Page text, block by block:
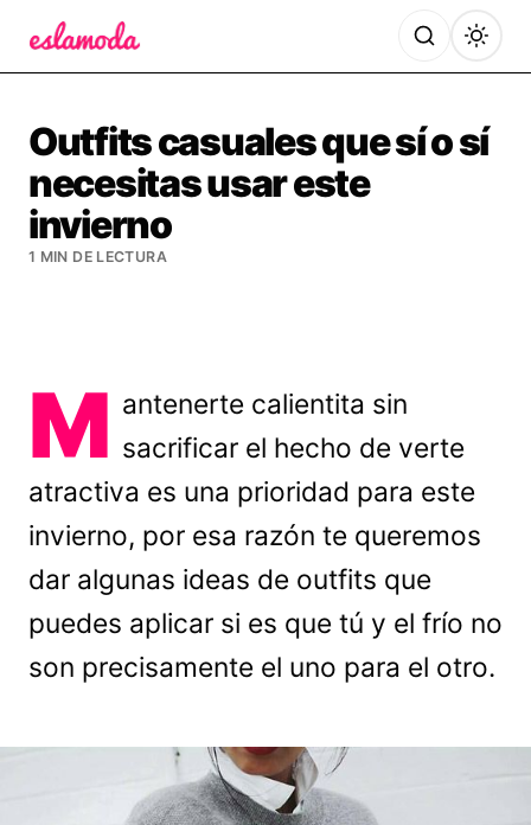
Outfits casuales que sí o sí
necesitas usar este
invierno
1 MIN DE LECTURA
M antenerte calientita sin
sacrificar el hecho de verte
atractiva es una prioridad para este
invierno, por esa razón te queremos
dar algunas ideas de outfits que
puedes aplicar si es que tú y el frío no
son precisamente el uno para el otro.